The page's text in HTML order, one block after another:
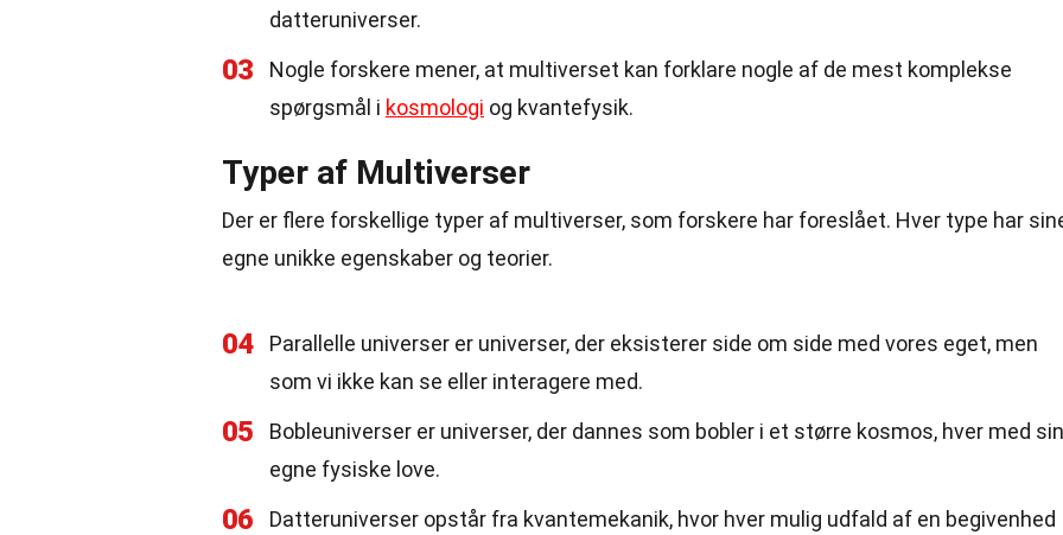
datteruniverser.
03
Nogle forskere mener, at multiverset kan forklare nogle af de mest komplekse
spørgsmål i kosmologi og kvantefysik.
Typer af Multiverser
Der er flere forskellige typer af multiverser, som forskere har foreslået. Hver type har
egne unikke egenskaber og teorier.
04
Parallelle universer er universer, der eksisterer side om side med vores eget, men
som vi ikke kan se eller interagere med.
05
Bobleuniverser er universer, der dannes som bobler i et større kosmos, hver med
egne fysiske love.
06
Datteruniverser opstår fra kvantemekanik, hvor hver mulig udfald af en begivenhed